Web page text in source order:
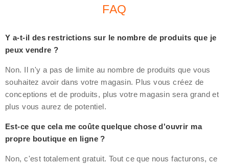
FAQ
Y a-t-il des restrictions sur le nombre de produits que je
peux vendre ?
Non. Il n'y a pas de limite au nombre de produits que vous
souhaitez avoir dans votre magasin. Plus vous créez de
conceptions et de produits, plus votre magasin sera grand et
plus vous aurez de potentiel.
Est-ce que cela me coûte quelque chose d'ouvrir ma
propre boutique en ligne ?
Non, c'est totalement gratuit. Tout ce que nous facturons, ce